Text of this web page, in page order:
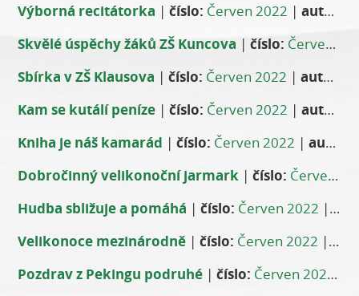
Výborná recitátorka |číslo: Červen 2022 |autor:
Skvělé úspěchy žáků ZŠ Kuncova |číslo: Červen 2022
Sbírka v ZŠ Klausova |číslo: Červen 2022 |autor:
Kam se kutálí peníze |číslo: Červen 2022 |autor:
Kniha je náš kamarád |číslo: Červen 2022 |autor:
Dobročinný velikonoční jarmark |číslo: Červen 2022
Hudba sbližuje a pomáhá |číslo: Červen 2022 |
Velikonoce mezinárodně |číslo: Červen 2022 |
Pozdrav z Pekingu podruhé |číslo: Červen 2022 |